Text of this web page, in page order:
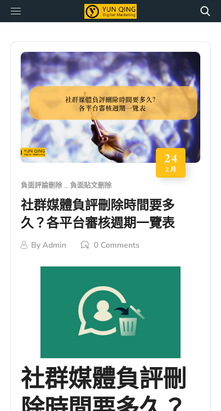
24
2 月
負面評論刪除 負面貼文刪除
社群媒體負評刪除時間要多
久？各平台審核週期一覽表
ByAdmin 0 Comments
社群媒體負評刪